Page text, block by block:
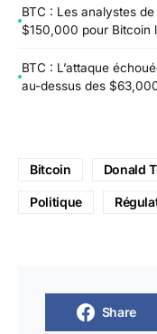
BTC : Les analystes
$150,000 pour Bitcoin
BTC : L’attaque
au-dessus des
Bitcoin Donald
Politique
Share